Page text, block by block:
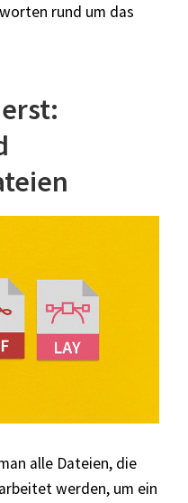
rund um das
alle Dateien, die
werden, um ein